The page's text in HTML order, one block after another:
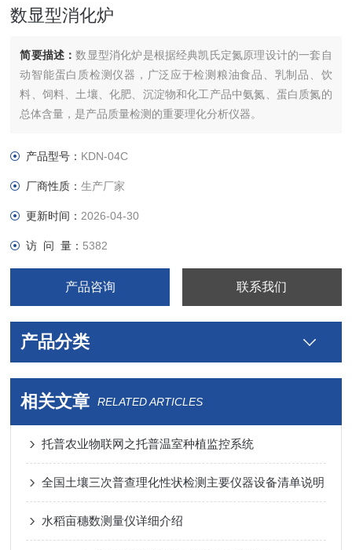
数显型消化炉
简要描述：数显型消化炉是根据经典凯氏定氮原理设计的一套自
动智能蛋白质检测仪器，广泛应于检测粮油食品、乳制品、饮
料、饲料、土壤、化肥、沉淀物和化工产品中氨氮、蛋白质氮的
总体含量，是产品质量检测的重要理化分析仪器。
产品型号： KDN-04C
厂商性质：生产厂家
更新时间： 2026-04-30
访 问 量： 5382
产品咨询 联系我们
产品分类
相关文章 RELATED ARTICLES
托普农业物联网之托普温室种植监控系统
全国土壤三次普查理化性状检测主要仪器设备清单说明
水稻亩穗数测量仪详细介绍